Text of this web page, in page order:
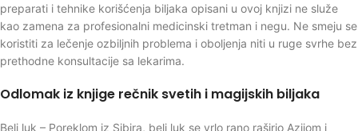
preparati i tehnike korišćenja biljaka opisani u ovoj knjizi ne služe
kao zamena za profesionalni medicinski tretman i negu. Ne smeju se
koristiti za lečenje ozbiljnih problema i oboljenja niti u ruge svrhe bez
prethodne konsultacije sa lekarima.
Odlomak iz knjige rečnik svetih i magijskih biljaka
Beli luk – Poreklom iz Sibira, beli luk se vrlo rano raširio Azijom i